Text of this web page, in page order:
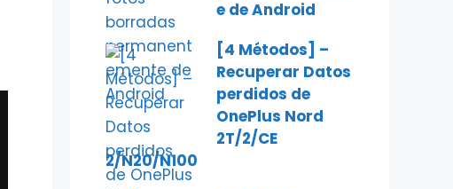
e de Android
[4 Métodos] –
Recuperar Datos
perdidos de
OnePlus Nord
2T/2/CE
2/N20/N100